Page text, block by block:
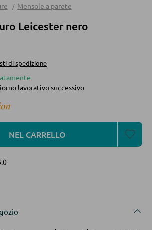
E SOFÁ
per divano
E SIDEBOARD
Mensole a parete
Leicester nero
di spedizione
lavorativo successivo
del prodotto: inserisci la quantità
NEL CARRELLO